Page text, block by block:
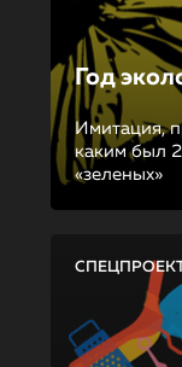
Год
Имитация,
каким был
«зеленых»